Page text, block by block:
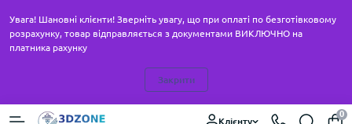
Увага! Шановні клієнти! Зверніть увагу, що при оплаті по безготівковому
розрахунку, товар відправляється з документами ВИКЛЮЧНО на
платника рахунку
Закрити
Клієнту
0